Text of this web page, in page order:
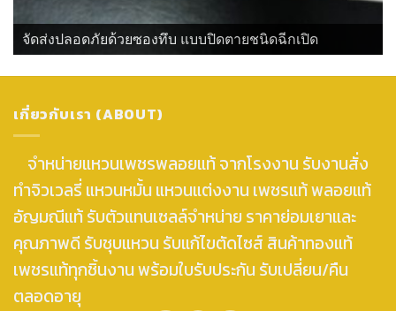
จัดส่งปลอดภัยด้วยซองทึบ แบบปิดตายชนิดฉีกเปิด
เกี่ยวกับเรา (ABOUT)
จำหน่ายแหวนเพชรพลอยแท้ จากโรงงาน รับงานสั่ง
ทำจิวเวลรี่ แหวนหมั้น แหวนแต่งงาน เพชรแท้ พลอยแท้
อัญมณีแท้ รับตัวแทนเซลล์จำหน่าย ราคาย่อมเยาและ
คุณภาพดี รับชุบแหวน รับแก้ไขตัดไซส์ สินค้าทองแท้
เพชรแท้ทุกชิ้นงาน พร้อมใบรับประกัน รับเปลี่ยน/คืน
ตลอดอายุ